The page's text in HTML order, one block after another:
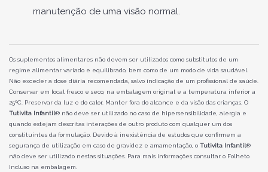
manutenção de uma visão normal.
Os suplementos alimentares não devem ser utilizados como substitutos de um
regime alimentar variado e equilibrado, bem como de um modo de vida saudável.
Não exceder a dose diária recomendada, salvo indicação de um profissional de saúde.
Conservar em local fresco e seco, na embalagem original e a temperatura inferior a
25ºC. Preservar da luz e do calor. Manter fora do alcance e da visão das crianças. O
Tutivita Infantil® não deve ser utilizado no caso de hipersensibilidade, alergia e
quando estejam descritas interações de outro produto com qualquer um dos
constituintes da formulação. Devido à inexistência de estudos que confirmem a
segurança de utilização em caso de gravidez e amamentação, o Tutivita Infantil®
não deve ser utilizado nestas situações. Para mais informações consultar o Folheto
Incluso na embalagem.